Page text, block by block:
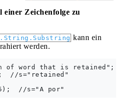
einer Zeichenfolge zu
kann ein
werden.
of word that is retained";
//s="retained"